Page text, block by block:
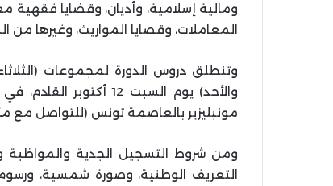
ومالية إسلامية، وأديان، وقضايا فقهية
المعاملات، وقصايا المواريث، وغيرها من
مونبليزير بالعاصمة تونس (للتواصل مع مكتب الفرع
ومن شروط التسجيل الجدية والمواظبة